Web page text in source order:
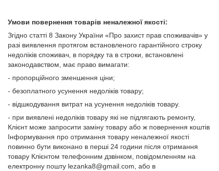
Умови повернення товарів неналежної якості:
Згідно статті 8 Закону України «Про захист прав споживачів» у
разі виявлення протягом встановленого гарантійного строку
недоліків споживач, в порядку та в строки, встановлені
законодавством, має право вимагати:
- пропорційного зменшення ціни;
- безоплатного усунення недоліків товару;
- відшкодування витрат на усунення недоліків товару.
- при виявлені недоліків товару які не підлягають ремонту,
Клієнт може запросити заміну товару або ж повернення коштів
Інформування про отримання товару неналежної якості
повинно бути виконано в перші 24 години після отримання
товару Клієнтом телефонним дзвінком, повідомленням на
електронну пошту lezanka8@gmail.com, або в